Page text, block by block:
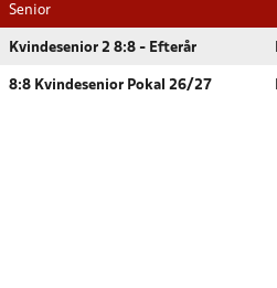
Senior
Kvindesenior 2 8:8 - Efterår
8:8 Kvindesenior Pokal 26/27